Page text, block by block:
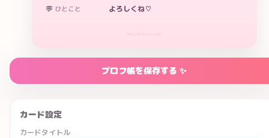
カード設定
カードタイトル
💬 ひとこと よろしくね♡
プロフ帳を保存する ✨